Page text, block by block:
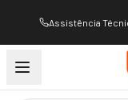
Assistência